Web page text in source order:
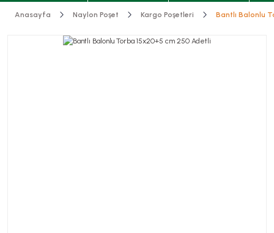
Anasayfa Naylon Poşet Kargo Poşetleri Bantlı Balonlu